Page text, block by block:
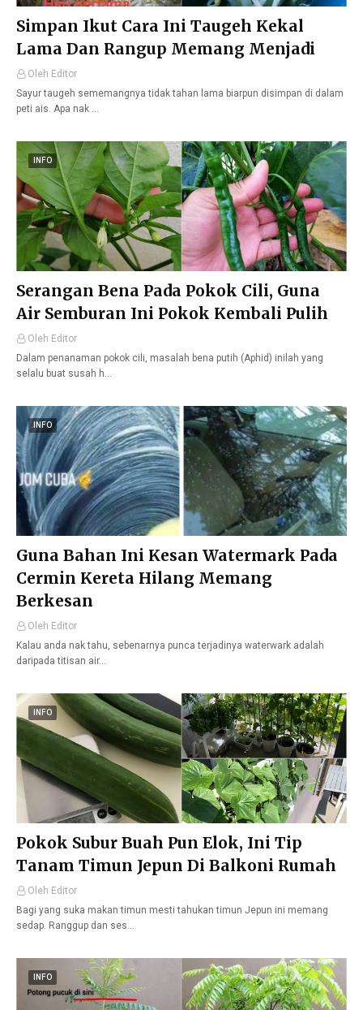
Simpan Ikut Cara Ini Taugeh Kekal
Lama Dan Rangup Memang Menjadi
Oleh Editor
Sayur taugeh sememangnya tidak tahan lama biarpun disimpan di dalam
peti ais. Apa nak …
INFO
Serangan Bena Pada Pokok Cili, Guna
Air Semburan Ini Pokok Kembali Pulih
Oleh Editor
Dalam penanaman pokok cili, masalah bena putih (Aphid) inilah yang
selalu buat susah h…
INFO
Guna Bahan Ini Kesan Watermark Pada
Cermin Kereta Hilang Memang
Berkesan
Oleh Editor
Kalau anda nak tahu, sebenarnya punca terjadinya waterwark adalah
daripada titisan air…
INFO
Pokok Subur Buah Pun Elok, Ini Tip
Tanam Timun Jepun Di Balkoni Rumah
Oleh Editor
Bagi yang suka makan timun mesti tahukan timun Jepun ini memang
sedap. Ranggup dan ses…
INFO